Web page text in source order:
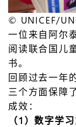
© UNICEF/
一位来自阿尔
阅读联合国儿
书。
回顾过去一年
三个方面保障
成效：
（1）数字学